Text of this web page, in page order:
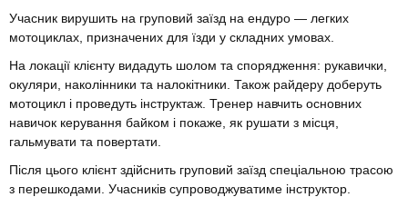
Учасник вирушить на груповий заїзд на ендуро — легких
мотоциклах, призначених для їзди у складних умовах.
На локації клієнту видадуть шолом та спорядження: рукавички,
окуляри, наколінники та налокітники. Також райдеру доберуть
мотоцикл і проведуть інструктаж. Тренер навчить основних
навичок керування байком і покаже, як рушати з місця,
гальмувати та повертати.
Після цього клієнт здійснить груповий заїзд спеціальною трасою
з перешкодами. Учасників супроводжуватиме інструктор.